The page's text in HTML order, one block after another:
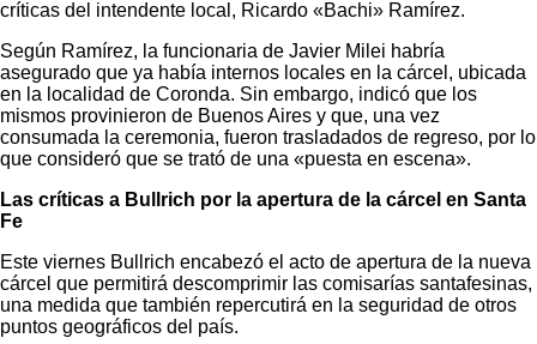
críticas del intendente local, Ricardo «Bachi» Ramírez.
Según Ramírez, la funcionaria de Javier Milei habría
asegurado que ya había internos locales en la cárcel, ubicada
en la localidad de Coronda. Sin embargo, indicó que los
mismos provinieron de Buenos Aires y que, una vez
consumada la ceremonia, fueron trasladados de regreso, por lo
que consideró que se trató de una «puesta en escena».
Las críticas a Bullrich por la apertura de la cárcel en Santa
Fe
Este viernes Bullrich encabezó el acto de apertura de la nueva
cárcel que permitirá descomprimir las comisarías santafesinas,
una medida que también repercutirá en la seguridad de otros
puntos geográficos del país.